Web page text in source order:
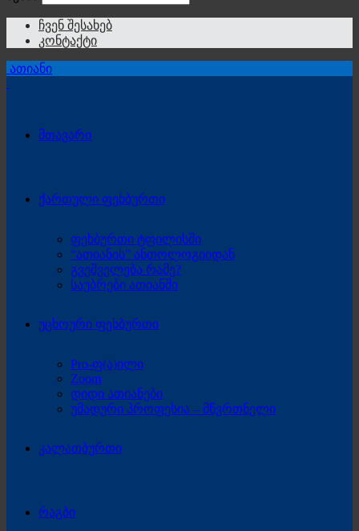
ჩვენ შესახებ
კონტაქტი
ათიანი
მთავარი
ქართული ფეხბურთი
ფეხბურთი ტფილისში
“ათიანის” ანთოლოგიიდან
გვეშველება რამე?
საუბრები ათიანში
უცხოური ფეხბურთი
Pro-ფ(ა)ილი
Zoom
დიდი ათიანები
უმადური პროფესია – მწვრთნელი
კალათბურთი
რაგბი